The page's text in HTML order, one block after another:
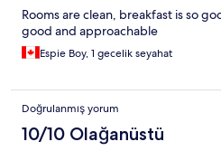
Rooms are clean, breakfast is so
good and approachable
Espie Boy, 1 gecelik seyahat
Doğrulanmış yorum
10/10 Olağanüstü